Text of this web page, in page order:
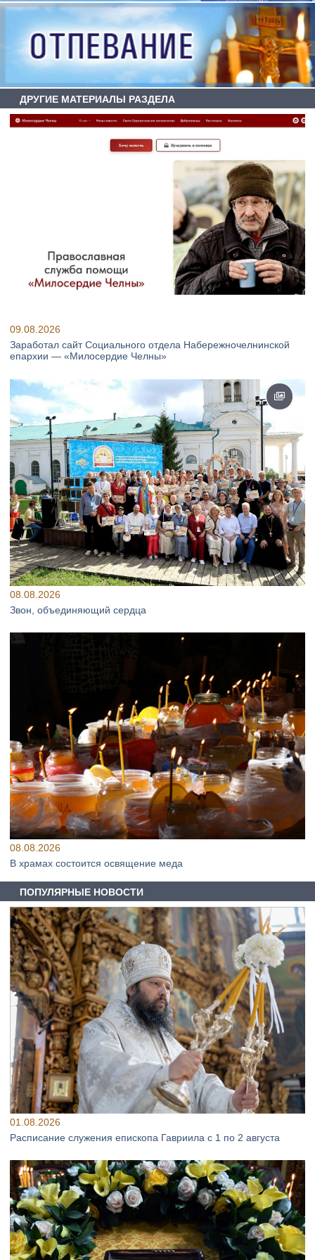
ДРУГИЕ МАТЕРИАЛЫ РАЗДЕЛА
09.08.2026
Заработал сайт Социального отдела Набережночелнинской
епархии — «Милосердие Челны»
08.08.2026
Звон, объединяющий сердца
08.08.2026
В храмах состоится освящение меда
ПОПУЛЯРНЫЕ НОВОСТИ
01.08.2026
Расписание служения епископа Гавриила с 1 по 2 августа